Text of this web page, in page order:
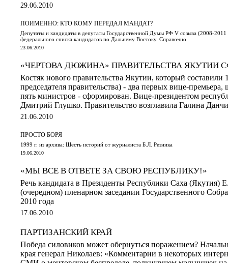
29.06.2010
ПОИМЕННО: КТО КОМУ ПЕРЕДАЛ МАНДАТ?
Депутаты и кандидаты в депутаты Государственной Думы РФ V созыва (2008-2011
федерального списка кандидатов по Дальнему Востоку. Справочно
23.06.2010
«ЧЕРТОВА ДЮЖИНА» ПРАВИТЕЛЬСТВА ЯКУТИИ
Костяк нового правительства Якутии, который составили
председателя правительства) - два первых вице-
пять министров - сформирован. Вице-президентом
Дмитрий Глушко. Правительство возглавила Галина
21.06.2010
ПРОСТО БОРЯ
1999 г. из архива: Шесть историй от журналиста Б.Л. Резника
19.06.2010
«МЫ ВСЕ В ОТВЕТЕ ЗА СВОЮ РЕСПУБЛИКУ!»
Речь кандидата в Президенты Республики Саха (Якутия)
(очередном) пленарном заседании Государственного
2010 года
17.06.2010
ПАРТИЗАНСКИЙ КРАЙ
Победа силовиков может обернуться поражением?
края генерал Николаев: «Комментарии в некоторых